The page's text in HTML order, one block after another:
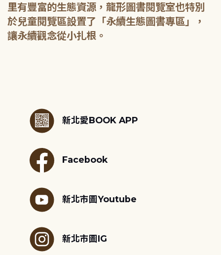
里有豐富的生態資源，龍形圖書閱覽室也特別
於兒童閱覽區設置了「永續生態圖書專區」，
新北愛BOOK APP
Facebook
新北市圖Youtube
新北市圖IG